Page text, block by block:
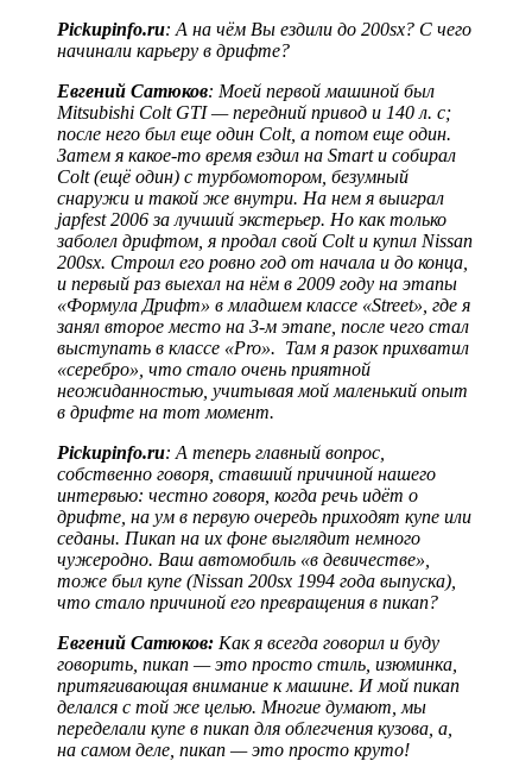
Pickupinfo.ru: А на чём Вы ездили до 200sx? С чего
начинали карьеру в дрифте?
Евгений Сатюков: Моей первой машиной был
Mitsubishi Colt GTI — передний привод и 140 л. с;
после него был еще один Colt, а потом еще один.
Затем я какое-то время ездил на Smart и собирал
Colt (ещё один) с турбомотором, безумный
снаружи и такой же внутри. На нем я выиграл
japfest 2006 за лучший экстерьер. Но как только
заболел дрифтом, я продал свой Colt и купил Nissan
200sx. Строил его ровно год от начала и до конца,
и первый раз выехал на нём в 2009 году на этапы
«Формула Дрифт» в младшем классе «Street», где я
занял второе место на 3-м этапе, после чего стал
выступать в классе «Pro». Там я разок прихватил
«серебро», что стало очень приятной
неожиданностью, учитывая мой маленький опыт
в дрифте на тот момент.
Pickupinfo.ru: А теперь главный вопрос,
собственно говоря, ставший причиной нашего
интервью: честно говоря, когда речь идёт о
дрифте, на ум в первую очередь приходят купе или
седаны. Пикап на их фоне выглядит немного
чужеродно. Ваш автомобиль «в девичестве»,
тоже был купе (Nissan 200sx 1994 года выпуска),
что стало причиной его превращения в пикап?
Евгений Сатюков: Как я всегда говорил и буду
говорить, пикап — это просто стиль, изюминка,
притягивающая внимание к машине. И мой пикап
делался с той же целью. Многие думают, мы
переделали купе в пикап для облегчения кузова, а,
на самом деле, пикап — это просто круто!